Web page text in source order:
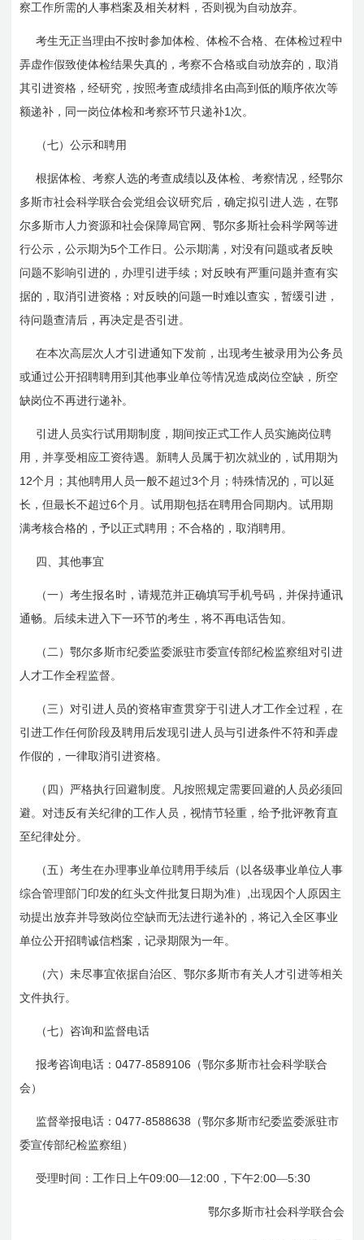
察工作所需的人事档案及相关材料，否则视为自动放弃。
考生无正当理由不按时参加体检、体检不合格、在体检过程中
弄虚作假致使体检结果失真的，考察不合格或自动放弃的，取消
其引进资格，经研究，按照考查成绩排名由高到低的顺序依次等
额递补，同一岗位体检和考察环节只递补1 次。
（七）公示和聘用
根据体检、考察人选的考查成绩以及体检、考察情况，经鄂尔
多斯市社会科学联合会党组会议研究后，确定拟引进人选，在鄂
尔多斯市人力资源和社会保障局官网、鄂尔多斯社会科学网等进
行公示，公示期为5个工作日。公示期满，对没有问题或者反映
问题不影响引进的，办理引进手续；对反映有严重问题并查有实
据的，取消引进资格；对反映的问题一时难以查实，暂缓引进，
待问题查清后，再决定是否引进。
在本次高层次人才引进通知下发前，出现考生被录用为公务员
或通过公开招聘聘用到其他事业单位等情况造成岗位空缺，所空
缺岗位不再进行递补。
引进人员实行试用期制度，期间按正式工作人员实施岗位聘
用，并享受相应工资待遇。新聘人员属于初次就业的，试用期为
12个月；其他聘用人员一般不超过3个月；特殊情况的，可以延
长，但最长不超过6个月。试用期包括在聘用合同期内。试用期
满考核合格的，予以正式聘用；不合格的，取消聘用。
四、其他事宜
（一）考生报名时，请规范并正确填写手机号码，并保持通讯
通畅。后续未进入下一环节的考生，将不再电话告知。
（二）鄂尔多斯市纪委监委派驻市委宣传部纪检监察组对引进
人才工作全程监督。
（三）对引进人员的资格审查贯穿于引进人才工作全过程，在
引进工作任何阶段及聘用后发现引进人员与引进条件不符和弄虚
作假的，一律取消引进资格。
（四）严格执行回避制度。凡按照规定需要回避的人员必须回
避。对违反有关纪律的工作人员，视情节轻重，给予批评教育直
至纪律处分。
（五）考生在办理事业单位聘用手续后（以各级事业单位人事
综合管理部门印发的红头文件批复日期为准）
出现因个人原因主
动提出放弃并导致岗位空缺而无法进行递补的，将记入全区事业
单位公开招聘诚信档案，记录期限为一年。
（六）未尽事宜依据自治区、鄂尔多斯市有关人才引进等相关
文件执行。
（七）咨询和监督电话
报考咨询电话：0477-8589106 （鄂尔多斯市社会科学联合
会）
监督举报电话：0477-8588638 （鄂尔多斯市纪委监委派驻市
委宣传部纪检监察组）
受理时间：工作日上午09:00—12:00 ，下午2:00—5:30
鄂尔多斯市社会科学联合会